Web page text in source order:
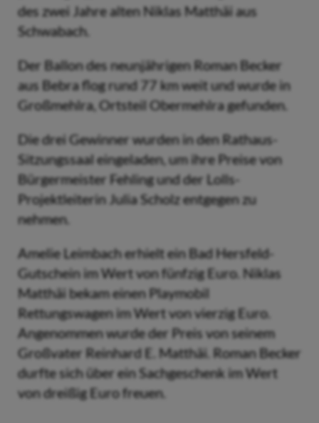
des zwei Jahre alten Niklas Matthäi aus
Schwabach.
Der Ballon des neunjährigen Roman Becker
aus Bebra flog rund 77 km weit und wurde in
Großmehlra, Ortsteil Obermehlra gefunden.
Die drei Gewinner wurden in den Rathaus-
Sitzungssaal eingeladen, um ihre Preise von
Bürgermeister Fehling und der Lolls-
Projektleiterin Julia Scholz entgegen zu
nehmen.
Amelie Leimbach erhielt ein Bad Hersfeld-
Gutschein im Wert von fünfzig Euro. Niklas
Matthäi bekam einen Playmobil
Rettungswagen im Wert von vierzig Euro.
Angenommen wurde der Preis von seinem
Großvater Reinhard E. Matthäi. Roman Becker
durfte sich über ein Sachgeschenk im Wert
von dreißig Euro freuen.